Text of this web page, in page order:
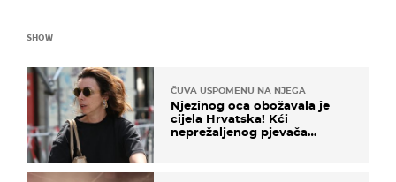
SHOW
ČUVA USPOMENU NA NJEGA
Njezinog oca obožavala je
cijela Hrvatska! Kći
neprežaljenog pjevača